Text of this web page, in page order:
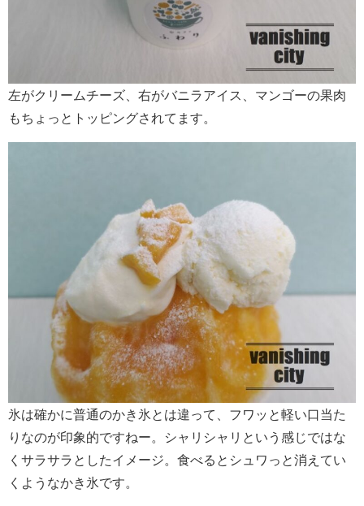
左がクリームチーズ、右がバニラアイス、マンゴーの果肉
もちょっとトッピングされてます。
氷は確かに普通のかき氷とは違って、フワッと軽い口当た
りなのが印象的ですねー。シャリシャリという感じではな
くサラサラとしたイメージ。食べるとシュワっと消えてい
くようなかき氷です。